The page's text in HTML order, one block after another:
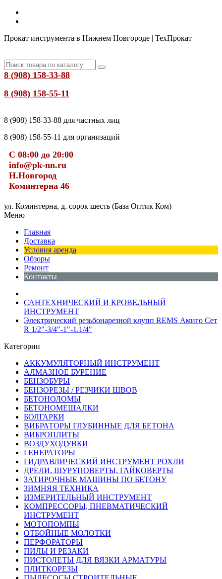
Прокат инструмента в Нижнем Новгороде | ТехПрокат
8 (908) 158-33-88
8 (908) 158-55-11
8 (908) 158-33-88 для частных лиц
8 (908) 158-55-11 для организаций
С 08:00 до 20:00
info@pk-nn.ru
Н.Новгород
Коминтерна 46
ул. Коминтерна, д. сорок шесть (База Оптик Ком)
Меню
Главная
Доставка
Условия аренда
Обзоры
Ремонт
Контакты
САНТЕХНИЧЕСКИЙ И КРОВЕЛЬНЫЙ
ИНСТРУМЕНТ
Электрический резьбонарезной клупп REMS Амиго Сет
R 1/2"-3/4"-1"-1.1/4"
Категории
АККУМУЛЯТОРНЫЙ ИНСТРУМЕНТ
АЛМАЗНОЕ БУРЕНИЕ
БЕНЗОБУРЫ
БЕНЗОРЕЗЫ / РЕЗЧИКИ ШВОВ
БЕТОНОЛОМЫ
БЕТОНОМЕШАЛКИ
БОЛГАРКИ
ВИБРАТОРЫ ГЛУБИННЫЕ ДЛЯ БЕТОНА
ВИБРОПЛИТЫ
ВОЗДУХОДУВКИ
ГЕНЕРАТОРЫ
ГИДРАВЛИЧЕСКИЙ ИНСТРУМЕНТ РОХЛИ
ДРЕЛИ, ШУРУПОВЕРТЫ, ГАЙКОВЕРТЫ
ЗАТИРОЧНЫЕ МАШИНЫ ПО БЕТОНУ
ЗИМНЯЯ ТЕХНИКА
ИЗМЕРИТЕЛЬНЫЙ ИНСТРУМЕНТ
КОМПРЕССОРЫ, ПНЕВМАТИЧЕСКИЙ
ИНСТРУМЕНТ
МОТОПОМПЫ
ОТБОЙНЫЕ МОЛОТКИ
ПЕРФОРАТОРЫ
ПИЛЫ И РЕЗАКИ
ПИСТОЛЕТЫ ДЛЯ ВЯЗКИ АРМАТУРЫ
ПЛИТКОРЕЗЫ